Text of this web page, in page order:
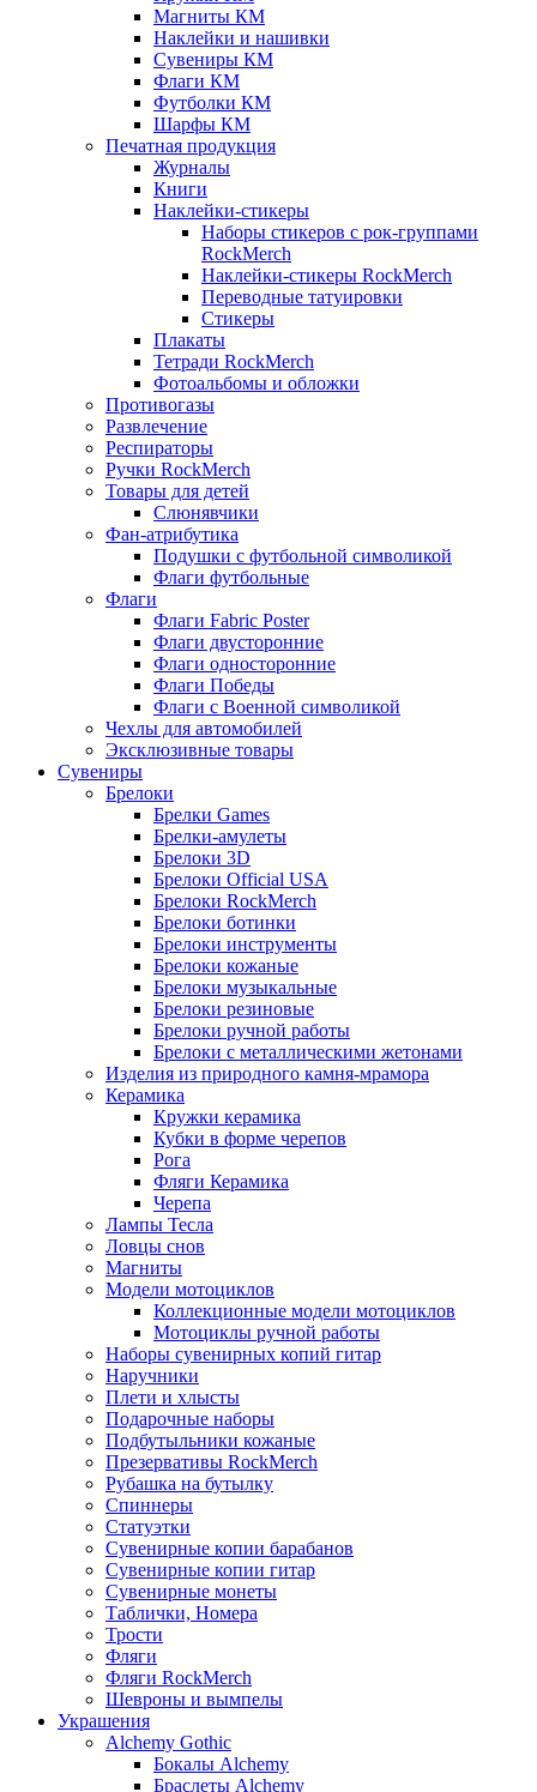
Магниты КМ
Наклейки и нашивки
Сувениры КМ
Флаги КМ
Футболки КМ
Шарфы КМ
Печатная продукция
Журналы
Книги
Наклейки-стикеры
Наборы стикеров с рок-группами
RockMerch
Наклейки-стикеры RockMerch
Переводные татуировки
Стикеры
Плакаты
Тетради RockMerch
Фотоальбомы и обложки
Противогазы
Развлечение
Респираторы
Ручки RockMerch
Товары для детей
Слюнявчики
Фан-атрибутика
Подушки с футбольной символикой
Флаги футбольные
Флаги
Флаги Fabric Poster
Флаги двусторонние
Флаги односторонние
Флаги Победы
Флаги с Военной символикой
Чехлы для автомобилей
Эксклюзивные товары
Сувениры
Брелоки
Брелки Games
Брелки-амулеты
Брелоки 3D
Брелоки Official USA
Брелоки RockMerch
Брелоки ботинки
Брелоки инструменты
Брелоки кожаные
Брелоки музыкальные
Брелоки резиновые
Брелоки ручной работы
Брелоки с металлическими жетонами
Изделия из природного камня-мрамора
Керамика
Кружки керамика
Кубки в форме черепов
Рога
Фляги Керамика
Черепа
Лампы Тесла
Ловцы снов
Магниты
Модели мотоциклов
Коллекционные модели мотоциклов
Мотоциклы ручной работы
Наборы сувенирных копий гитар
Наручники
Плети и хлысты
Подарочные наборы
Подбутыльники кожаные
Презервативы RockMerch
Рубашка на бутылку
Спиннеры
Статуэтки
Сувенирные копии барабанов
Сувенирные копии гитар
Сувенирные монеты
Таблички, Номера
Трости
Фляги
Фляги RockMerch
Шевроны и вымпелы
Украшения
Alchemy Gothic
Бокалы Alchemy
Браслеты Alchemy